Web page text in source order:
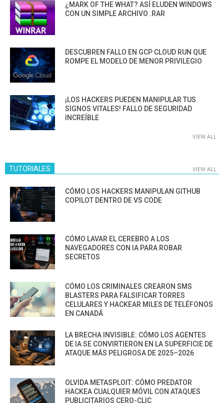
¿MARK OF THE WHAT? ASÍ ELUDEN WINDOWS
CON UN SIMPLE ARCHIVO .RAR
DESCUBREN FALLO EN GCP CLOUD RUN QUE
ROMPE EL MODELO DE MENOR PRIVILEGIO
¡LOS HACKERS PUEDEN MANIPULAR TUS
SIGNOS VITALES! FALLO DE SEGURIDAD
INCREÍBLE
VIEW ALL
TUTORIALES VIEW ALL
CÓMO LOS HACKERS MANIPULAN GITHUB
COPILOT DENTRO DE VS CODE
CÓMO LAVAR EL CEREBRO A LOS
NAVEGADORES CON IA PARA ROBAR
SECRETOS
CÓMO LOS CRIMINALES CREARON SMS
BLASTERS PARA FALSIFICAR TORRES
CELULARES Y HACKEAR MILES DE TELÉFONOS
EN CANADÁ
LA BRECHA INVISIBLE: CÓMO LOS AGENTES
DE IA SE CONVIRTIERON EN LA SUPERFICIE DE
ATAQUE MÁS PELIGROSA DE 2025–2026
OLVIDA METASPLOIT: CÓMO PREDATOR
HACKEA CUALQUIER MÓVIL CON ATAQUES
PUBLICITARIOS CERO-CLIC